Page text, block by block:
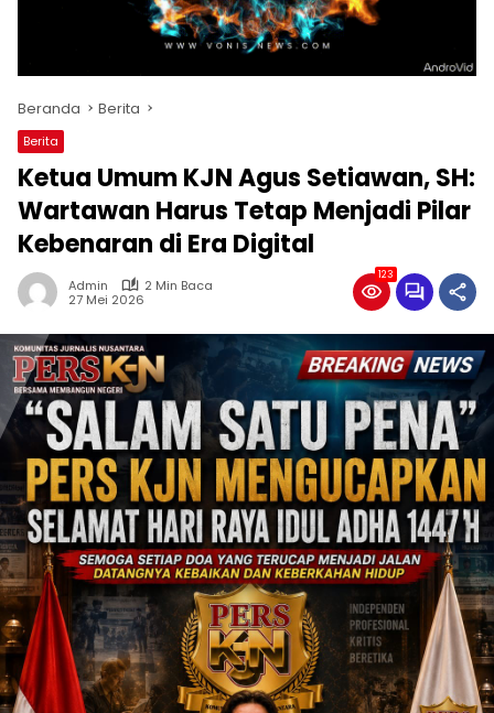
Beranda Berita
Berita
Ketua Umum KJN Agus Setiawan, SH:
Wartawan Harus Tetap Menjadi Pilar
Kebenaran di Era Digital
Admin
2 Min Baca
27 Mei 2026
123